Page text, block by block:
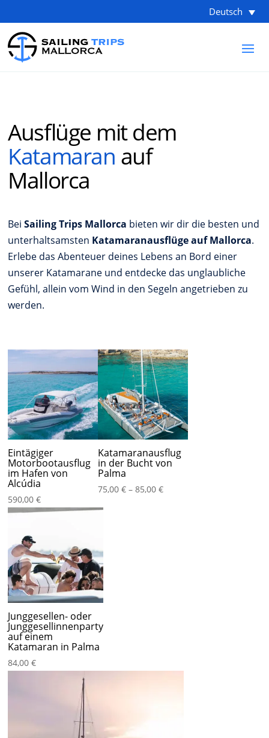
Deutsch
Ausflüge mit dem
Katamaran auf
Mallorca
BeiSailing Trips Mallorca bieten wir dir die besten und
unterhaltsamsten Katamaranausflüge auf Mallorca.
Erlebe das Abenteuer deines Lebens an Bord einer
unserer Katamarane und entdecke das unglaubliche
Gefühl, allein vom Wind in den Segeln angetrieben zu
werden.
Eintägiger
Motorbootausflug
im Hafen von
Alcúdia
590,00€
Katamaranausflug
in der Bucht von
Palma
75,00€ –85,00€Preisspanne:
Junggesellen- oder
Junggesellinnenparty
auf einem
Katamaran in Palma
84,00€